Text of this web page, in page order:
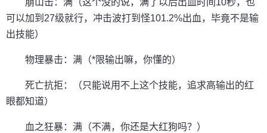
崩山击：满（这个没的说，满了以后出血时间10秒，也
可以加到27级就行，冲击波打到怪101.2%出血，毕竟不是输
出技能）
物理暴击：满（*限输出嘛，你懂的）
死亡抗拒：（只能说用不上这个技能，追求高输出的红
眼都知道）
血之狂暴：满（不满，你还是大红狗吗？）